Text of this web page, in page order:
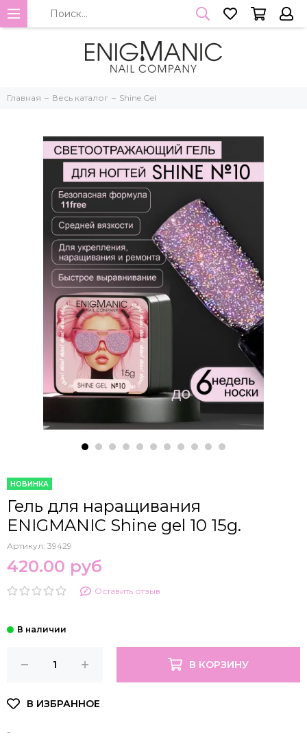
Главная Весь каталог Shine Gel
НОВИНКА
Гель для наращивания
ENIGMANIC Shine gel 10 15g.
Артикул: 39429
420.00 руб
Оставить отзыв
В КОРЗИНУ
-